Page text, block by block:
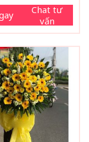
Chat tư
vấn